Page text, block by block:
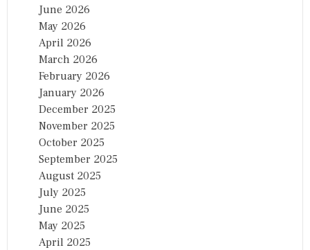
June 2026
May 2026
April 2026
March 2026
February 2026
January 2026
December 2025
November 2025
October 2025
September 2025
August 2025
July 2025
June 2025
May 2025
April 2025